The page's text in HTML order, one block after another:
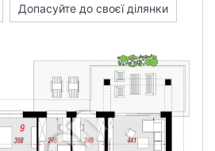
Допасуйте до своєї ділянки